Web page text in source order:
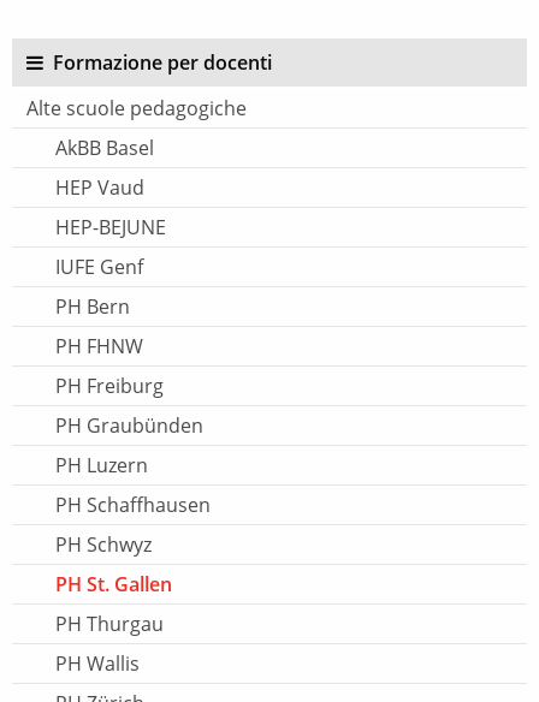
Formazione per docenti
Alte scuole pedagogiche
AkBB Basel
HEP Vaud
HEP-BEJUNE
IUFE Genf
PH Bern
PH FHNW
PH Freiburg
PH Graubünden
PH Luzern
PH Schaffhausen
PH Schwyz
PH St. Gallen
PH Thurgau
PH Wallis